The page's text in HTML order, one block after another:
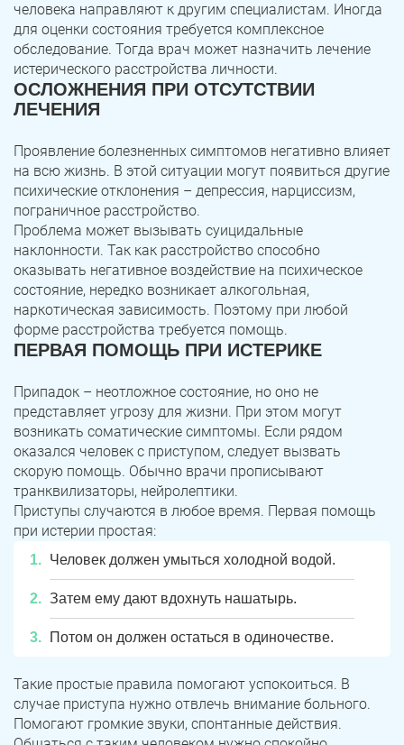
человека направляют к другим специалистам. Иногда
для оценки состояния требуется комплексное
обследование. Тогда врач может назначить лечение
истерического расстройства личности.
ОСЛОЖНЕНИЯ ПРИ ОТСУТСТВИИ
ЛЕЧЕНИЯ
Проявление болезненных симптомов негативно влияет
на всю жизнь. В этой ситуации могут появиться другие
психические отклонения – депрессия, нарциссизм,
пограничное расстройство.
Проблема может вызывать суицидальные
наклонности. Так как расстройство способно
оказывать негативное воздействие на психическое
состояние, нередко возникает алкогольная,
наркотическая зависимость. Поэтому при любой
форме расстройства требуется помощь.
ПЕРВАЯ ПОМОЩЬ ПРИ ИСТЕРИКЕ
Припадок – неотложное состояние, но оно не
представляет угрозу для жизни. При этом могут
возникать соматические симптомы. Если рядом
оказался человек с приступом, следует вызвать
скорую помощь. Обычно врачи прописывают
транквилизаторы, нейролептики.
Приступы случаются в любое время. Первая помощь
при истерии простая:
Человек должен умыться холодной водой.
Затем ему дают вдохнуть нашатырь.
Потом он должен остаться в одиночестве.
Такие простые правила помогают успокоиться. В
случае приступа нужно отвлечь внимание больного.
Помогают громкие звуки, спонтанные действия.